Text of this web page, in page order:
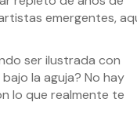
emergentes,
ser ilustrada con
la aguja? No hay
lo que realmente te